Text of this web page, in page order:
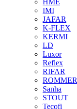
IMI
JAFAR
K-FLEX
KERMI
LD
Luxor
Reflex
RIFAR
ROMMER
Sanha
STOUT
Tecofi